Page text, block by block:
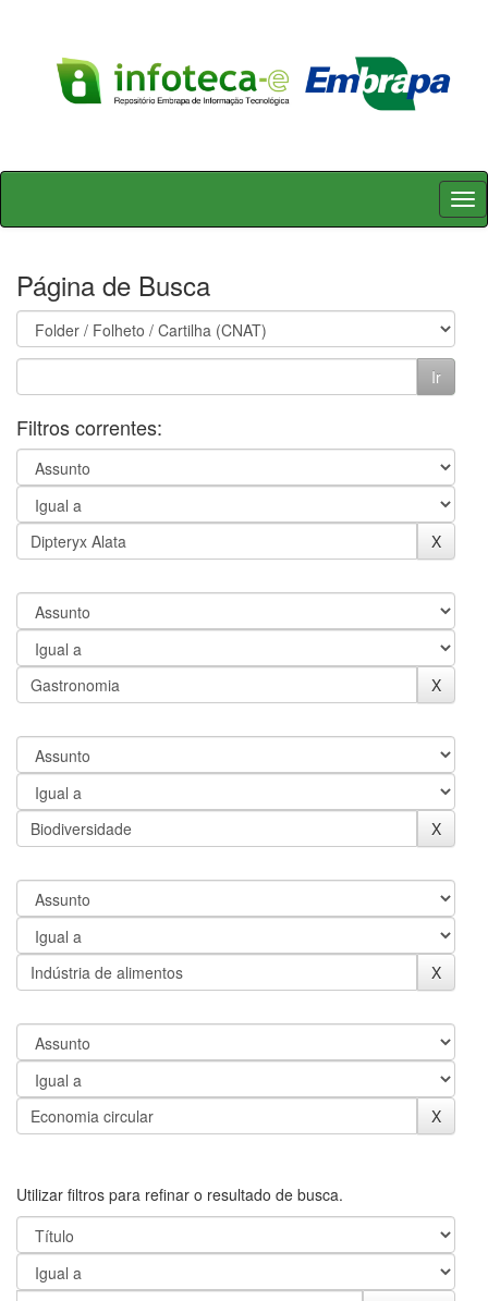
Skip
Página de Busca
Filtros correntes:
Utilizar filtros para refinar o resultado de busca.